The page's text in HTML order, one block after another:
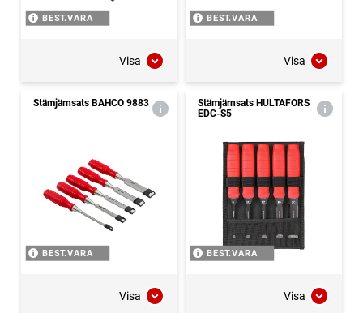
BEST.VARA
Visa
BEST.VARA
Visa
Stämjärnsats BAHCO 9883
BEST.VARA
Visa
Stämjärnsats HULTAFORS
EDC-S5
BEST.VARA
Visa